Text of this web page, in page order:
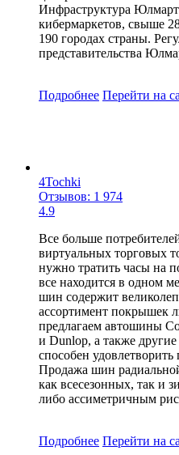
Инфраструктура
кибермаркетов, свыше
190 городах страны.
представительства
Подробнее Перейти на
4Tochki
Отзывов: 1 974
4.9
Все больше
виртуальных торговых
нужно тратить часы на
все находится в одном
шин содержит
ассортимент покрышек
предлагаем автошины
и Dunlop, а также
способен
Продажа шин
как всесезонных, так и
либо ассиметричным
Подробнее Перейти на